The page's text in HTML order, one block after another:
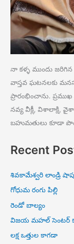
నా కళ్ళ ముందు జరిగిన
వాస్తవ ఘటనలకు
ప్రారంభించాను.
నవ్య వీక్లీ, విశాలాక్షి,
బహుమతులు కూడా
Recent
శివకామేశ్వరి లాండ్రి
గోధుమ రంగు పిల్లి
రెండో బాల్యం
విజయ మహల్ సెంటర్
లక్ష ఒత్తుల కాగడా